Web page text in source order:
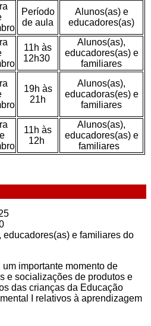
Período
de aula
Alunos(as) e
educadores(as)
11h às
12h30
Alunos(as),
educadores(as) e
familiares
19h às
21h
Alunos(as),
educadoras(es) e
familiares
11h às
12h
Alunos(as),
educadores(as) e
familiares
educadores(as) e familiares do
importante momento de
e socializações de produtos e
das crianças da Educação
I relativos à aprendizagem